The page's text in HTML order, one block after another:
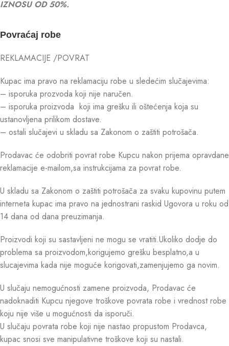
IZNOSU OD 50%.
Povraćaj robe
REKLAMACIJE /POVRAT
Kupac ima pravo na reklamaciju robe u sledećim slučajevima:
– isporuka prozvoda koji nije naručen.
– isporuka proizvoda koji ima grešku ili oštećenja koja su
ustanovljena prilikom dostave.
– ostali slučajevi u skladu sa Zakonom o zaštiti potrošača.
Prodavac će odobriti povrat robe Kupcu nakon prijema opravdane
reklamacije e-mailom,sa instrukcijama za povrat robe.
U skladu sa Zakonom o zaštiti potrošača za svaku kupovinu putem
interneta kupac ima pravo na jednostrani raskid Ugovora u roku od
14 dana od dana preuzimanja.
Proizvodi koji su sastavljeni ne mogu se vratiti.Ukoliko dodje do
problema sa proizvodom,korigujemo grešku besplatno,a u
slucajevima kada nije moguće korigovati,zamenjujemo ga novim.
U slučaju nemogućnosti zamene proizvoda, Prodavac će
nadoknaditi Kupcu njegove troškove povrata robe i vrednost robe
koju nije više u mogućnosti da isporuči.
U slučaju povrata robe koji nije nastao propustom Prodavca,
kupac snosi sve manipulativne troškove koji su nastali.